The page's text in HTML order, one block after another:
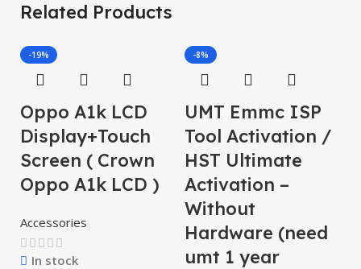
Related Products
-19%
Oppo A1k LCD
Display+Touch
Screen ( Crown
Oppo A1k LCD )
Accessories
In stock
-8%
UMT Emmc ISP
Tool Activation /
HST Ultimate
Activation –
Without
Hardware (need
umt 1 year